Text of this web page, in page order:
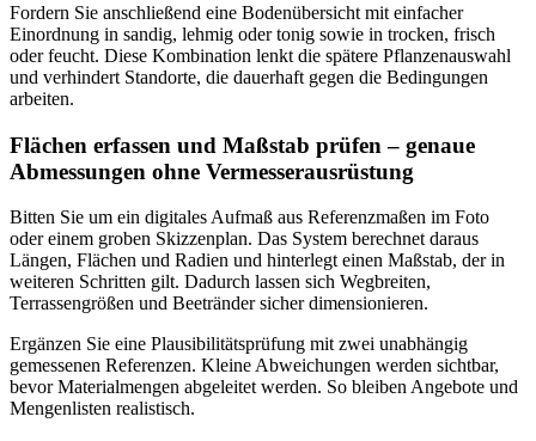
Fordern Sie anschließend eine Bodenübersicht mit einfacher
Einordnung in sandig, lehmig oder tonig sowie in trocken, frisch
oder feucht. Diese Kombination lenkt die spätere Pflanzenauswahl
und verhindert Standorte, die dauerhaft gegen die Bedingungen
arbeiten.
Flächen erfassen und Maßstab prüfen – genaue
Abmessungen ohne Vermesserausrüstung
Bitten Sie um ein digitales Aufmaß aus Referenzmaßen im Foto
oder einem groben Skizzenplan. Das System berechnet daraus
Längen, Flächen und Radien und hinterlegt einen Maßstab, der in
weiteren Schritten gilt. Dadurch lassen sich Wegbreiten,
Terrassengrößen und Beetränder sicher dimensionieren.
Ergänzen Sie eine Plausibilitätsprüfung mit zwei unabhängig
gemessenen Referenzen. Kleine Abweichungen werden sichtbar,
bevor Materialmengen abgeleitet werden. So bleiben Angebote und
Mengenlisten realistisch.